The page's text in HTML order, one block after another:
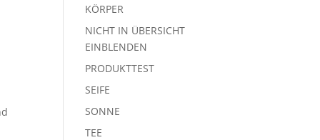
KÖRPER
NICHT IN ÜBERSICHT
EINBLENDEN
PRODUKTTEST
SEIFE
SONNE
TEE